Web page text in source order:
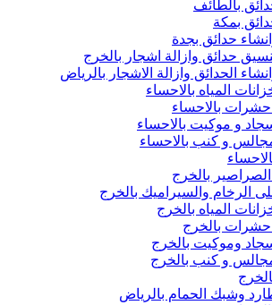
بالطائف
بمكة
حدائق بجدة
حدائق وازالة اشجار بالخرج
الحدائق وازالة الاشجار بالرياض
المياه بالاحساء
بالاحساء
و موكيت بالاحساء
و كنب بالاحساء
بالخرج
الرخام والسيراميك بالخرج
المياه بالخرج
بالخرج
وموكيت بالخرج
و كنب بالخرج
وشبك الحمام بالرياض